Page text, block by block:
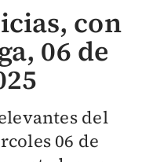
con
06 de
del
06 de